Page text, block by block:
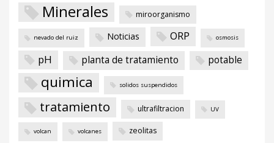
Minerales miroorganismo
nevado del ruiz Noticias ORP osmosis
pH planta de tratamiento potable
quimica solidos suspendidos
tratamiento ultrafiltracion UV
volcan volcanes zeolitas